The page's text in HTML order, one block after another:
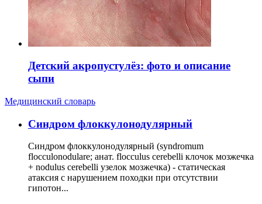
Детский акропустулёз: фото и описание
сыпи
Медицинский словарь
Cиндром флоккулонодулярный
Синдром флоккулонодулярный (syndromum
flocculonodulare; анат. flocculus cerebelli клочок мозжечка
+ nodulus cerebelli узелок мозжечка) - статическая
атаксия с нарушением походки при отсутствии
гипотон...